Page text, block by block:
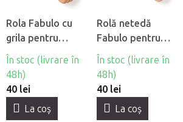
Rola Fabulo cu
grila pentru
madroterapie
faciala
În stoc (livrare în
48h)
40 lei
La coş
Rolă netedă
Fabulo pentru
madroterapie
facială
În stoc (livrare în
48h)
40 lei
La coş